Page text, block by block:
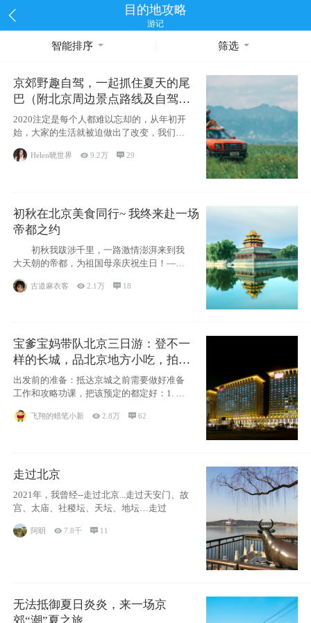
目的地攻略
游记
智能排序 筛选
京郊野趣自驾，一起抓住夏天的尾
巴（附北京周边景点路线及自驾攻
略）
2020注定是每个人都难以忘却的，从年初开
始，大家的生活就被迫做出了改变，我们也
不例外。本来双双辞职是为
Helen晓世界 9.2万 29
初秋在北京美食同行~ 我终来赴一场
帝都之约
初秋我跋涉千里，一路激情澎湃来到我
大天朝的帝都，为祖国母亲庆祝生日！——
古道麻衣客 2.1万  18
宝爹宝妈带队北京三日游：登不一
样的长城，品北京地方小吃，拍盘
古七星夜景！
出发前的准备：抵达京城之前需要做好准备
工作和攻略功课，把该预定的都定好：1. 酒
飞翔的蜡笔小新 2.8万 62
走过北京
2021年，我曾经--走过北京...走过天安门、故
宫、太庙、社稷坛、天坛、地坛…走过
阿眀 7.8千  11
无法抵御夏日炎炎，来一场京